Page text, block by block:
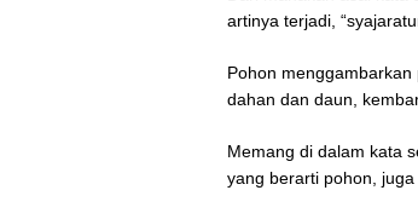
artinya terjadi,
Pohon
dahan dan daun,
Memang di dalam kata
yang berarti pohon,